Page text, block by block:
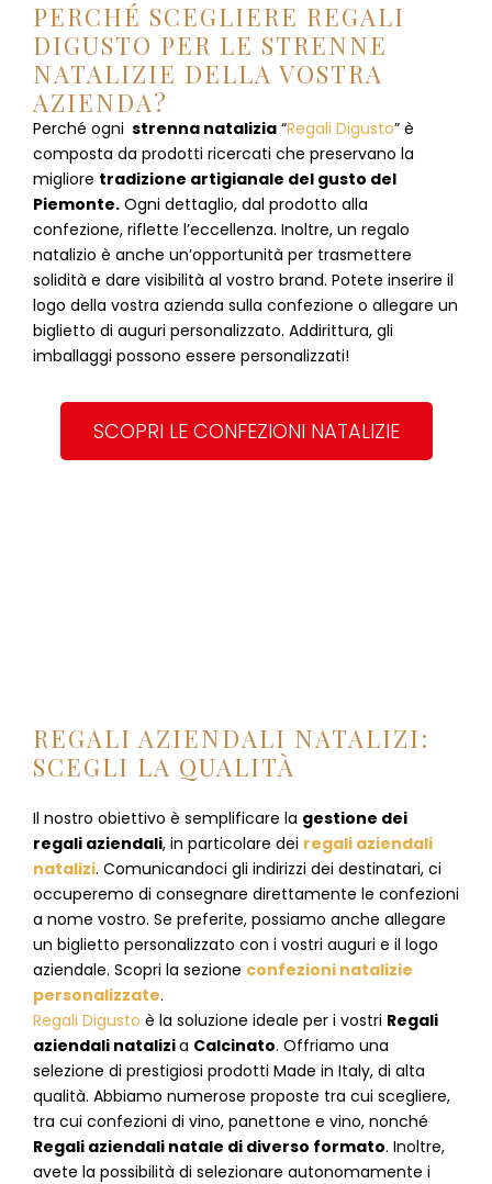
PERCHÉ SCEGLIERE REGALI
DIGUSTO PER LE STRENNE
NATALIZIE DELLA VOSTRA
AZIENDA?
Perché ogni strenna natalizia “Regali Digusto” è
composta da prodotti ricercati che preservano la
migliore tradizione artigianale del gusto del
Piemonte. Ogni dettaglio, dal prodotto alla
confezione, riflette l’eccellenza. Inoltre, un regalo
natalizio è anche un’opportunità per trasmettere
solidità e dare visibilità al vostro brand. Potete inserire il
logo della vostra azienda sulla confezione o allegare un
biglietto di auguri personalizzato. Addirittura, gli
imballaggi possono essere personalizzati!
SCOPRI LE CONFEZIONI NATALIZIE
REGALI AZIENDALI NATALIZI:
SCEGLI LA QUALITÀ
Il nostro obiettivo è semplificare la gestione dei
regali aziendali, in particolare dei regali aziendali
natalizi. Comunicandoci gli indirizzi dei destinatari, ci
occuperemo di consegnare direttamente le confezioni
a nome vostro. Se preferite, possiamo anche allegare
un biglietto personalizzato con i vostri auguri e il logo
aziendale. Scopri la sezione confezioni natalizie
personalizzate.
Regali Digusto è la soluzione ideale per i vostri Regali
aziendali natalizia Calcinato. Offriamo una
selezione di prestigiosi prodotti Made in Italy, di alta
qualità. Abbiamo numerose proposte tra cui scegliere,
tra cui confezioni di vino, panettone e vino, nonché
Regali aziendali natale di diverso formato. Inoltre,
avete la possibilità di selezionare autonomamente i